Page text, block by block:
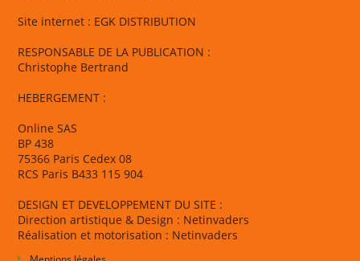
Site internet : EGK DISTRIBUTION
RESPONSABLE DE LA PUBLICATION :
Christophe Bertrand
HEBERGEMENT :
Online SAS
BP 438
75366 Paris Cedex 08
RCS Paris B433 115 904
DESIGN ET DEVELOPPEMENT DU SITE :
Direction artistique & Design : Netinvaders
Réalisation et motorisation : Netinvaders